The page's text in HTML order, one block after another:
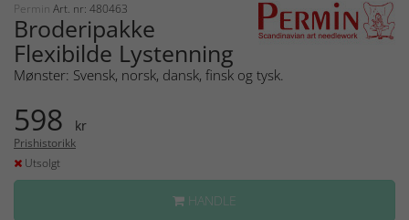
Permin Art. nr: 480463
Broderipakke
Flexibilde Lystenning
Mønster: Svensk, norsk, dansk, finsk og tysk.
598 kr
Prishistorikk
Utsolgt
HANDLE